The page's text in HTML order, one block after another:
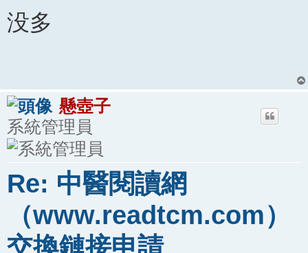
讀
没多
懸壺子
系統管理員
Re: 中醫閱讀網
（www.readtcm.com）
交換鏈接申請